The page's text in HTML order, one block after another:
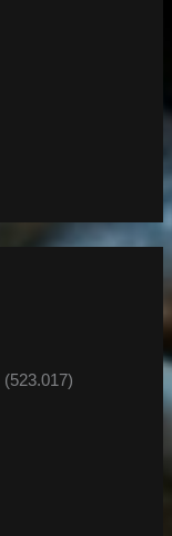
(523.017)